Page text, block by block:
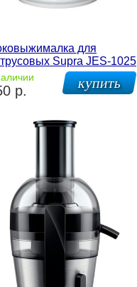
для
Supra JES-1025
р.